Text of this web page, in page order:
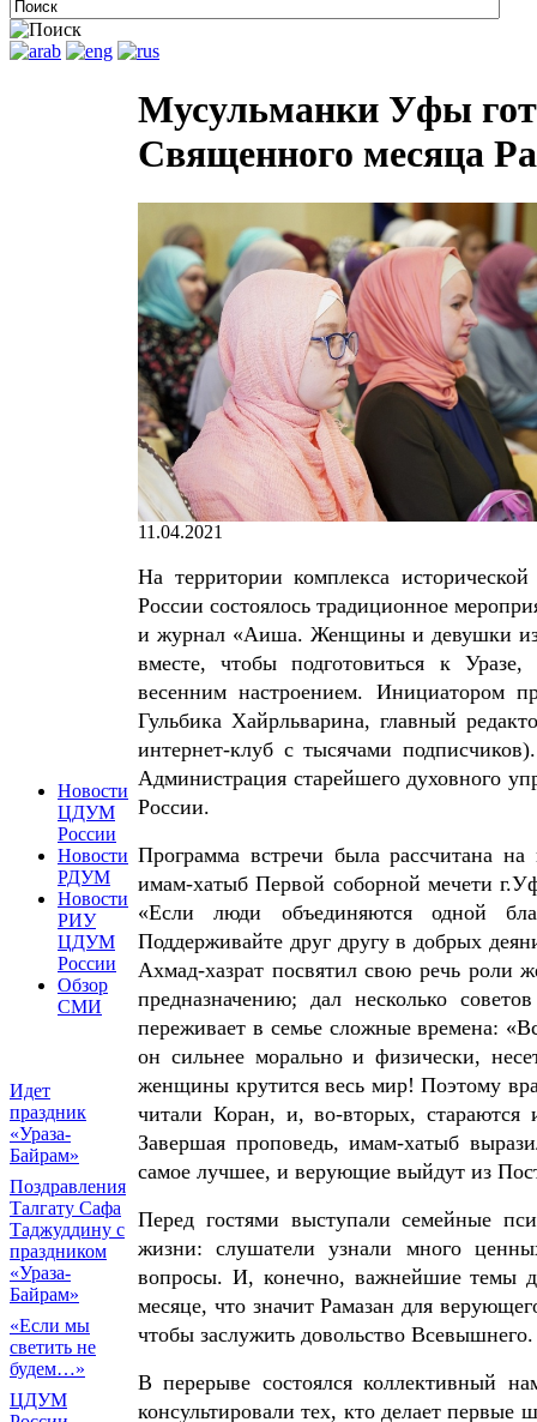
Новости
ЦДУМ
России
Новости
РДУМ
Новости
РИУ
ЦДУМ
России
Обзор
СМИ
Идет
праздник
«Ураза-
Байрам»
Поздравления
Талгату Сафа
Таджуддину с
праздником
«Ураза-
Байрам»
«Если мы
светить не
будем…»
ЦДУМ
Мусульманки Уфы
Священного месяца
11.04.2021
На территории комплекса
России состоялось традиционное
и журнал «Аиша. Женщины и девушки из
вместе, чтобы подготовиться к
весенним настроением. Инициатором
Гульбика Хайрльварина, главный
интернет-клуб с тысячами
Администрация старейшего духовного
России.
Программа встречи была рассчитана
имам-хатыб Первой соборной мечети
«Если люди объединяются одной
Поддерживайте друг другу в добрых
Ахмад-хазрат посвятил свою речь роли
предназначению; дал несколько
переживает в семье сложные времена:
он сильнее морально и физически,
женщины крутится весь мир! Поэтому
читали Коран, и, во-вторых, стараются
Завершая проповедь, имам-хатыб
самое лучшее, и верующие выйдут из
Перед гостями выступали семейные
жизни: слушатели узнали много
вопросы. И, конечно, важнейшие темы
месяце, что значит Рамазан для
чтобы заслужить довольство Всевышнего.
В перерыве состоялся коллективный
консультировали тех, кто делает первые